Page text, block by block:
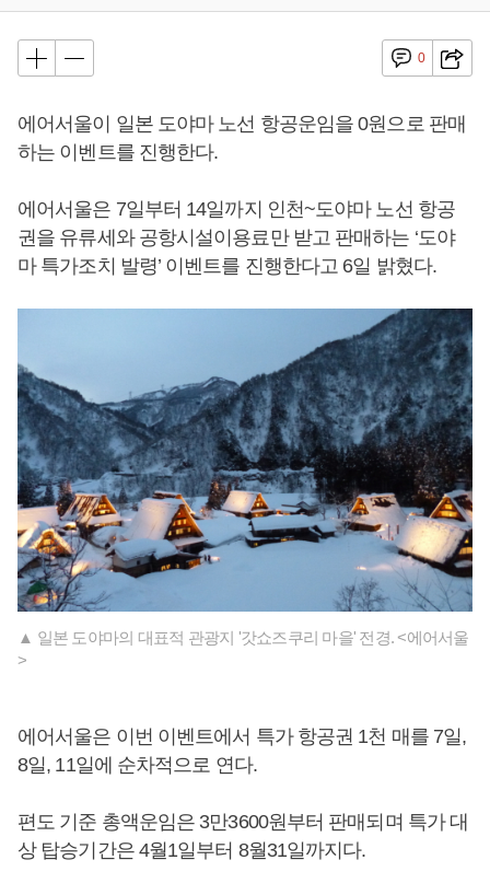
0
에어서울이 일본 도야마 노선 항공운임을 0원으로 판매
하는 이벤트를 진행한다.
에어서울은 7일부터 14일까지 인천~도야마 노선 항공
권을 유류세와 공항시설이용료만 받고 판매하는 ‘도야
마 특가조치 발령’ 이벤트를 진행한다고 6일 밝혔다.
▲ 일본 도야마의 대표적 관광지 '갓쇼즈쿠리 마을' 전경. <에어서울
>
에어서울은 이번 이벤트에서 특가 항공권 1천 매를 7일,
8일, 11일에 순차적으로 연다.
편도 기준 총액운임은 3만3600원부터 판매되며 특가 대
상 탑승기간은 4월1일부터 8월31일까지다.